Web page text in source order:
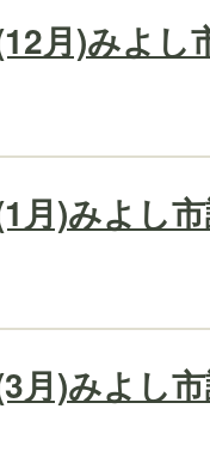
月)みよし
月)みよし
月)みよし